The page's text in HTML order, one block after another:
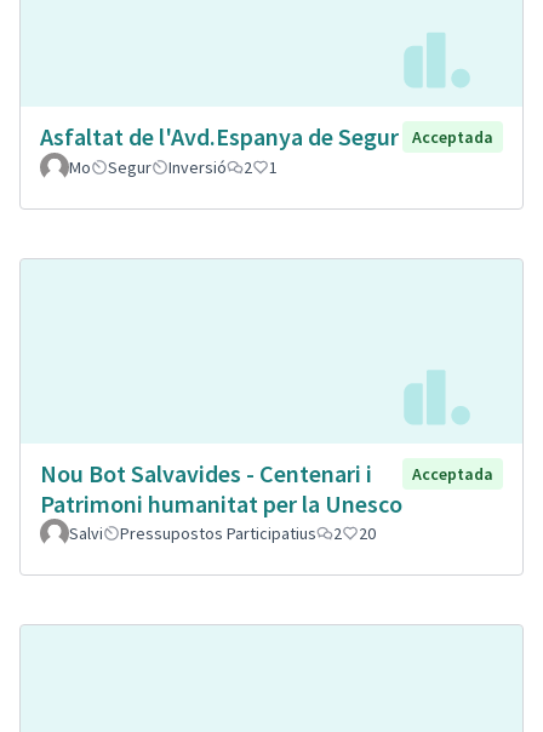
Asfaltat de l'Avd.Espanya de Segur
Acceptada
Mo
Segur Inversió 2 1
Nou Bot Salvavides - Centenari i
Patrimoni humanitat per la Unesco
Acceptada
Salvi Pressupostos Participatius 2 20